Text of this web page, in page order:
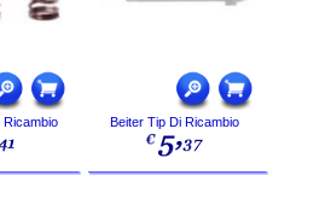
Ricambio Beiter Tip Di Ricambio